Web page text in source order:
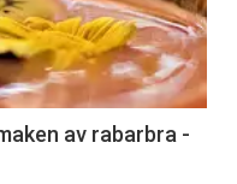
av rabarbra -